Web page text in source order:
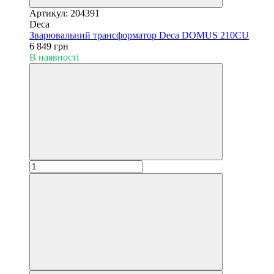
Артикул: 204391
Deca
Зварювальний трансформатор Deca DOMUS 210CU
6 849 грн
В наявності